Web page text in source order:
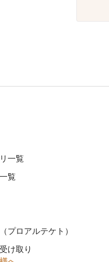
一覧
覧
プロアルテケト）
け取り